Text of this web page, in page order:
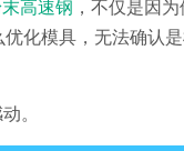
高速钢 ，不仅是因
化模具，无法确认
。